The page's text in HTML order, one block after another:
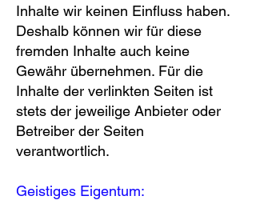
Inhalte wir keinen Einfluss haben.
Deshalb können wir für diese
fremden Inhalte auch keine
Gewähr übernehmen. Für die
Inhalte der verlinkten Seiten ist
stets der jeweilige Anbieter oder
Betreiber der Seiten
verantwortlich.
Geistiges Eigentum: